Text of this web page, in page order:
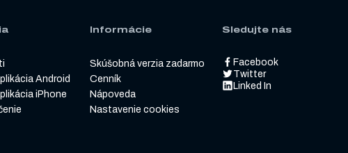
Android
iPhone
Informácie
Skúšobná verzia zadarmo
Cenník
Nápoveda
Nastavenie cookies
Sledujte nás
Facebook
Twitter
Linked In